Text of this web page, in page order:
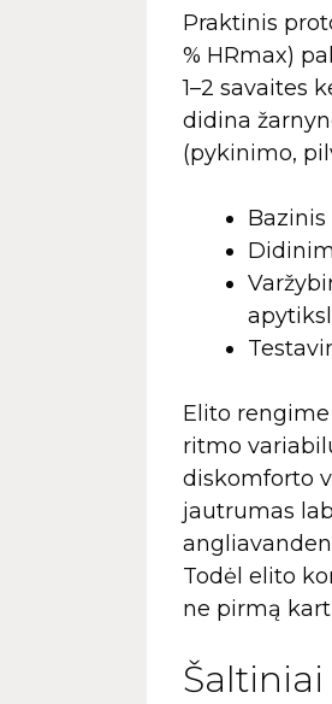
Praktinis
% HRmax)
1–2 savaites
didina
(pykinimo,
Elito
ritmo
diskomforto
jautrumas
Todėl elito
ne pirmą
Šaltiniai